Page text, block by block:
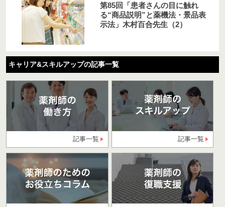
第85回「患者さんの目に触れ
る“商品説明”と薬機法・景品表
示法」木村百合先生（2）
キャリア&スキルアップの記事一覧
記事一覧 記事一覧